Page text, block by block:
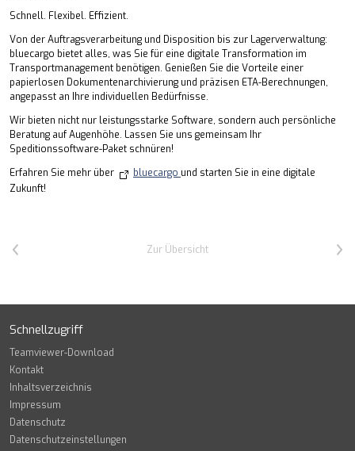
KONTAKT
Schnell. Flexibel. Effizient.
Von der Auftragsverarbeitung und Disposition bis zur Lagerverwaltung:
bluecargo bietet alles, was Sie für eine digitale Transformation im
Transportmanagement benötigen. Genießen Sie die Vorteile einer
papierlosen Dokumentenarchivierung und präzisen ETA-Berechnungen,
angepasst an Ihre individuellen Bedürfnisse.
Wir bieten nicht nur leistungsstarke Software, sondern auch persönliche
Beratung auf Augenhöhe. Lassen Sie uns gemeinsam Ihr
Speditionssoftware-Paket schnüren!
Erfahren Sie mehr über
bluecargo und starten Sie in eine digitale
Zukunft!
Vorheriger Artikel Zur Übersicht Nächster Artikel
Schnellzugriff
Teamviewer-Download
Kontakt
Inhaltsverzeichnis
Impressum
Datenschutz
Datenschutzeinstellungen